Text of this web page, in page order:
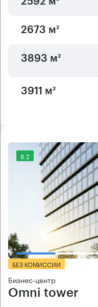
2673 м²
3893 м²
3911 м²
8.2
БЕЗ КОМИССИИ
Бизнес-центр
Omni tower